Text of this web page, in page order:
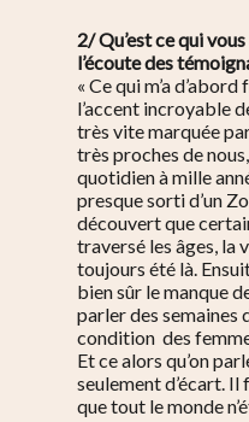
2/ Qu’est ce qui
l’écoute des
« Ce qui m’a
l’accent incroyable
très vite marquée
très proches de
quotidien à mille
presque sorti d’un
découvert que
traversé les âges, la
toujours été là.
bien sûr le manque
parler des semaines
condition des
Et ce alors qu’on
seulement d’écart.
que tout le monde